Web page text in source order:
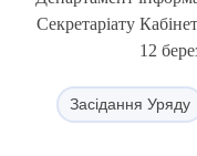
Секретаріату
12
Засідання Уряду